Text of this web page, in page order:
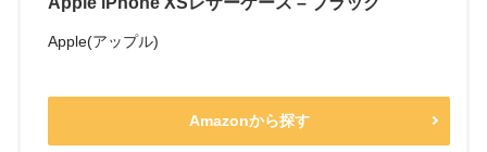
Apple(アップル)
Amazonから探す